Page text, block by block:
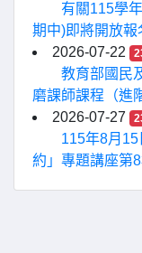
有關115學
期中)即將開放報
2026-07-22
教育部國民
磨課師課程（進
2026-07-27
115年8月
約」專題講座第